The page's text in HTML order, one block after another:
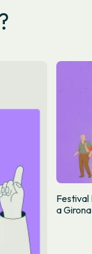
Festival
a